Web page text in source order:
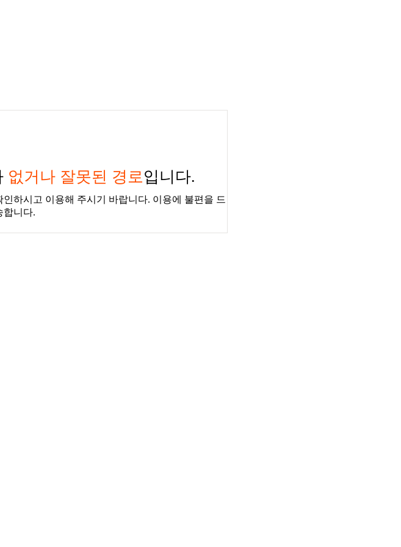
없거나 잘못된 경로입니다.
인하시고 이용해 주시기 바랍니다. 이용에 불편을 드
합니다.